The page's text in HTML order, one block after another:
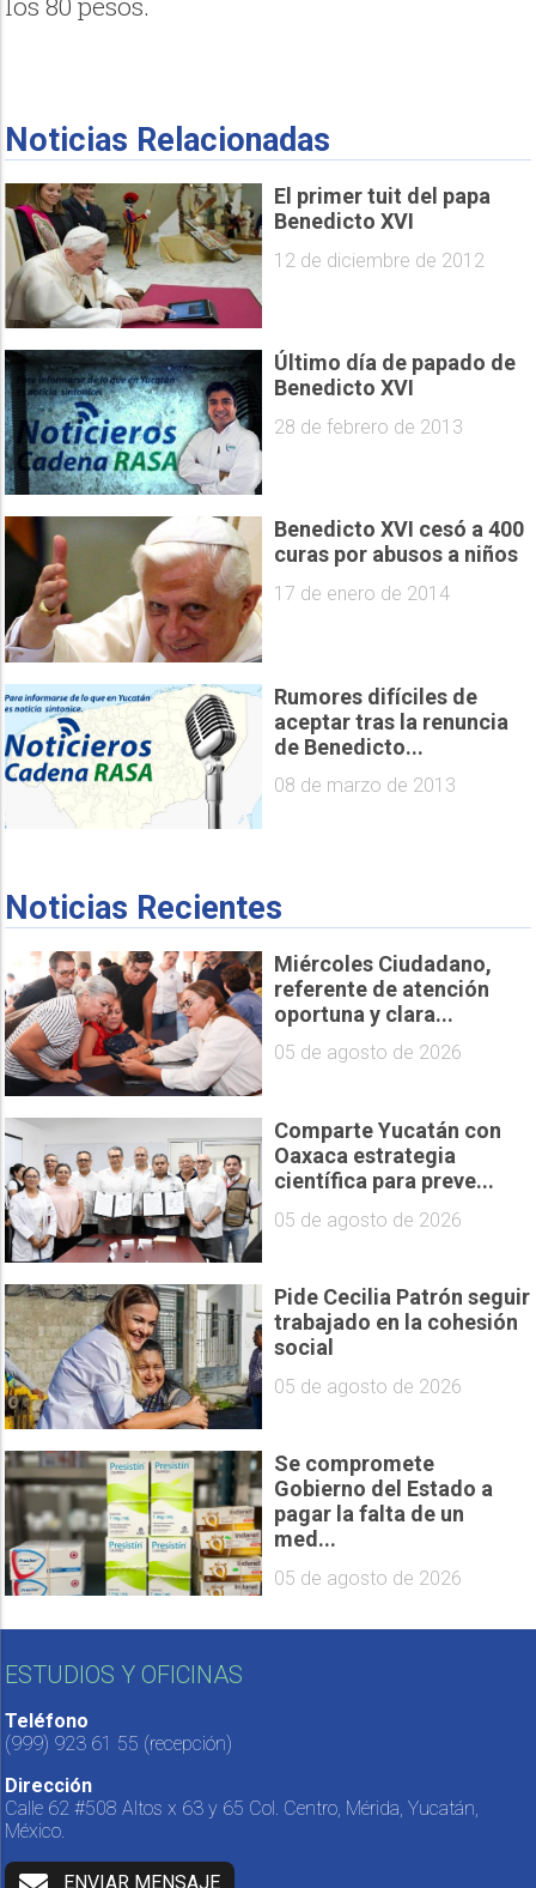
Noticias Relacionadas
El primer tuit del papa
Benedicto XVI
12 de diciembre de 2012
Último día de papado de
Benedicto XVI
28 de febrero de 2013
Benedicto XVI cesó a 400
curas por abusos a niños
17 de enero de 2014
Rumores difíciles de
aceptar tras la renuncia
de Benedicto...
08 de marzo de 2013
Noticias Recientes
Miércoles Ciudadano,
referente de atención
oportuna y clara...
05 de agosto de 2026
Comparte Yucatán con
Oaxaca estrategia
científica para preve...
05 de agosto de 2026
Pide Cecilia Patrón seguir
trabajado en la cohesión
social
05 de agosto de 2026
Se compromete
Gobierno del Estado a
pagar la falta de un
med...
05 de agosto de 2026
ESTUDIOS Y OFICINAS
Teléfono
(999) 923 61 55 (recepción)
Dirección
Calle 62 #508 Altos x 63 y 65 Col. Centro, Mérida, Yucatán,
México.
ENVIAR MENSAJE